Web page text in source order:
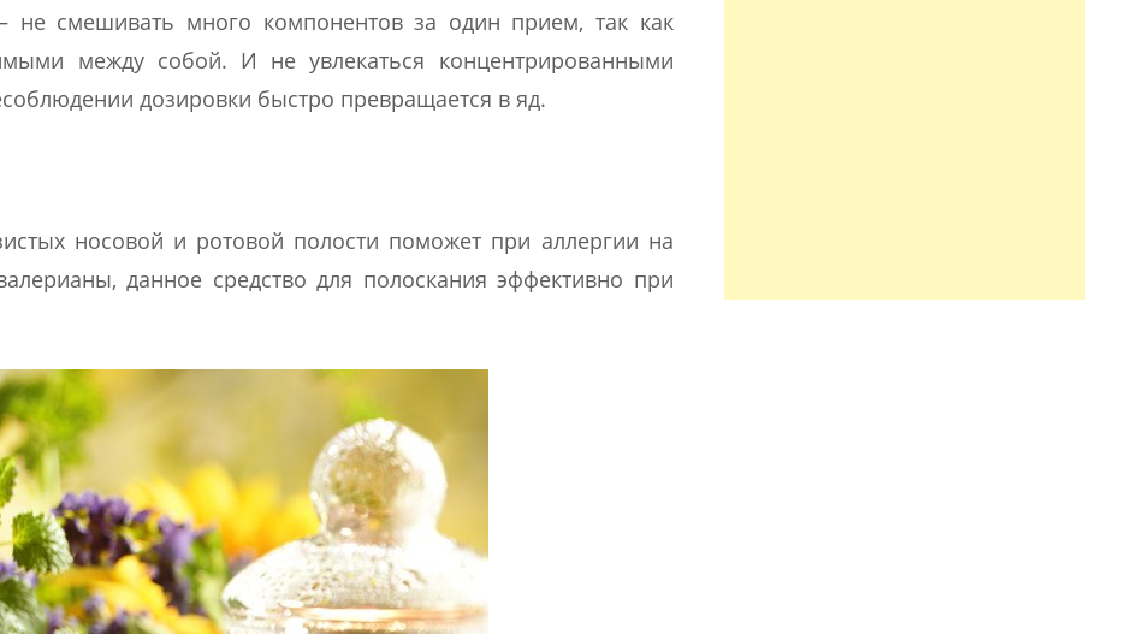
не смешивать много компонентов за один прием, так как
между собой. И не увлекаться концентрированными
дозировки быстро превращается в яд.
носовой и ротовой полости поможет при аллергии на
данное средство для полоскания эффективно при